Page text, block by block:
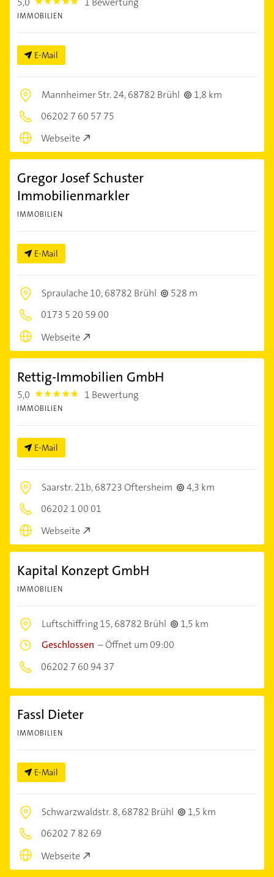
5.0
IMMOBILIEN
E-Mail
Mannheimer Str. 24,68782 Brühl
1,8 km
06202 7 60 57 75
Webseite
Gregor Josef Schuster
Immobilienmarkler
IMMOBILIEN
E-Mail
Spraulache 10,68782 Brühl
528 m
0173 5 20 59 00
Webseite
Rettig-Immobilien GmbH
5,0 5.0 1 Bewertung
IMMOBILIEN
E-Mail
Saarstr. 21b,68723 Oftersheim
4,3 km
06202 1 00 01
Webseite
Kapital Konzept GmbH
IMMOBILIEN
Luftschiffring 15,68782 Brühl
1,5 km
Geschlossen –Öffnet um 09:00
06202 7 60 94 37
Fassl Dieter
IMMOBILIEN
E-Mail
Schwarzwaldstr. 8,68782 Brühl
1,5 km
06202 7 82 69
Webseite